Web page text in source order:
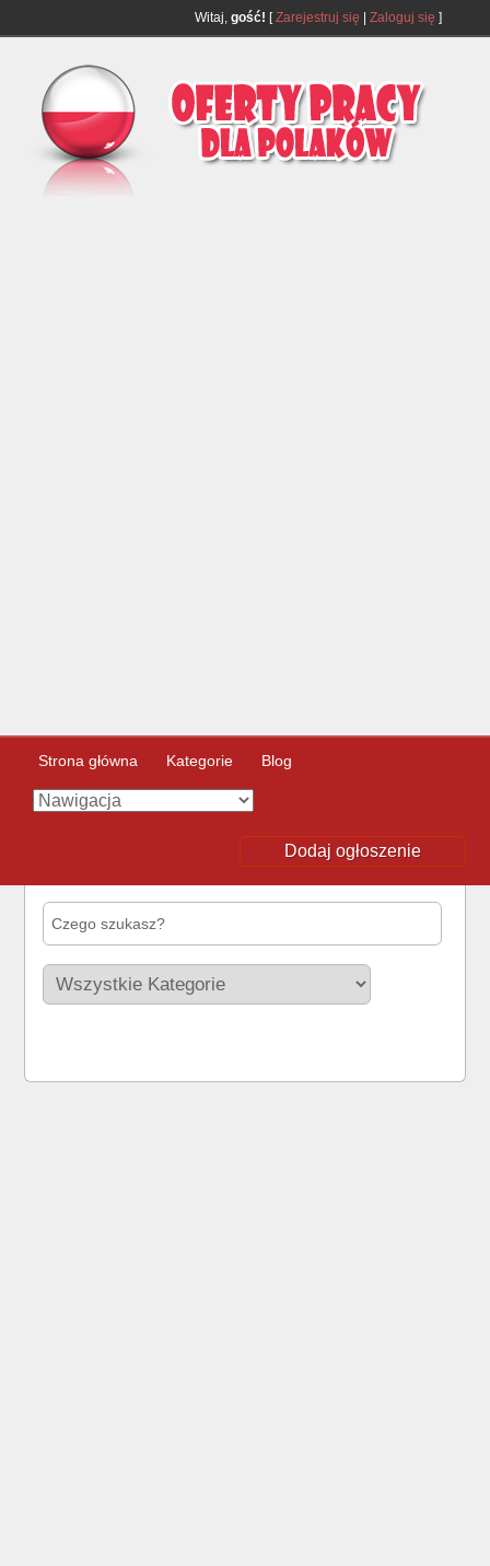
Witaj, gość! [Zarejestruj się Zaloguj się ]
Strona główna Kategorie Blog
Dodaj ogłoszenie